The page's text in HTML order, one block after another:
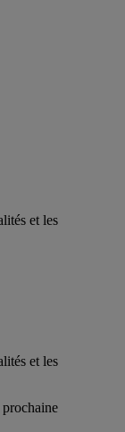
et les
et les